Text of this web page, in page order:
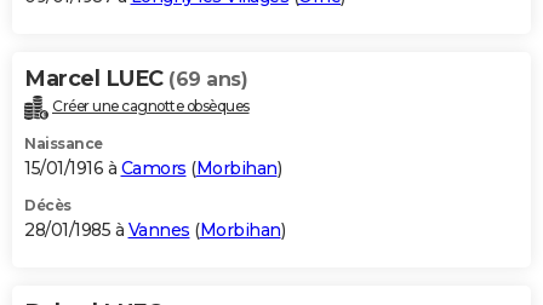
Marcel LUEC (69 ans)
Créer une cagnotte obsèques
Naissance
15/01/1916 à Camors (Morbihan)
Décès
28/01/1985 à Vannes (Morbihan)